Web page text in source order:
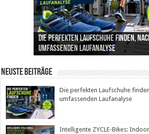
Die perfekten Laufschuhe finden,
umfassenden Laufanalyse
Intelligente ZYCLE-Bikes: Indoor-
Präzision, Leistung und Vertrauen
Insemination (IUI): Ablauf,
Kosten im Überblick
Cannabis als Medizin: Wie es
und Schlaf im Alltag beeinflusst
Leben mit Inkontinenz: Tipps für mehr
Sicherheit im Alltag
Neuste Beiträge
Die perfekten Laufschuhe
umfassenden Laufanalyse
Intelligente ZYCLE-Bikes: